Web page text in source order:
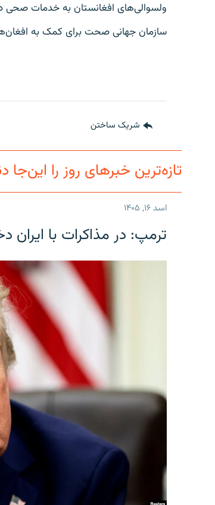
ولسوالی‌های افغانستان به خدمات صحی
سازمان جهانی صحت برای کمک به افغان‌های نیازمند نزدیک به
شریک ساختن
تازه‌ترین خبرهای روز را این‌جا
اسد ۱۶, ۱۴۰۵
ترمپ: در مذاکرات با